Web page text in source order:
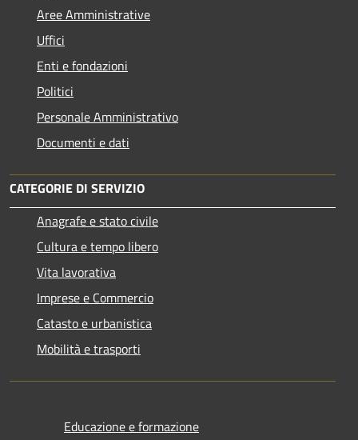
Aree Amministrative
Uffici
Enti e fondazioni
Politici
Personale Amministrativo
Documenti e dati
CATEGORIE DI SERVIZIO
Anagrafe e stato civile
Cultura e tempo libero
Vita lavorativa
Imprese e Commercio
Catasto e urbanistica
Mobilità e trasporti
Educazione e formazione